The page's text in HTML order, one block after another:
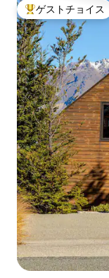
大好評のゲストチ
ゲストチョイス